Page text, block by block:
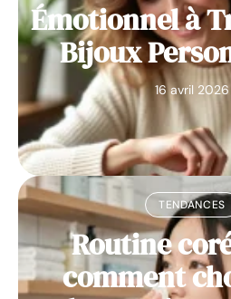
Émotionnel à
Bijoux
16 avril 2026
TENDANCES
Routine
comment